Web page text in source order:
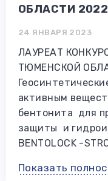
ОБЛАСТИ
24 ЯНВАРЯ 2023
ЛАУРЕАТ
ТЮМЕНСКОЙ
активным
бентонита для
защиты и
BENTOLOCK -
Показать